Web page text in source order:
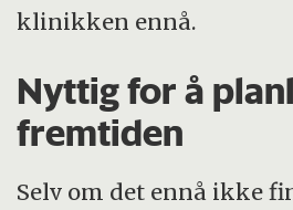
klinikken ennå.
Nyttig for å
fremtiden
Selv om det ennå ikke